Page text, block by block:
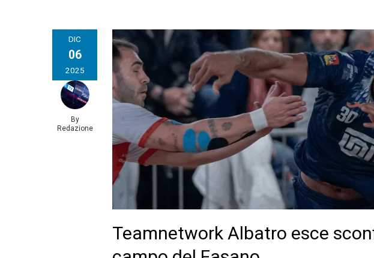
DIC
06
2025
By
Redazione
Teamnetwork Albatro esce